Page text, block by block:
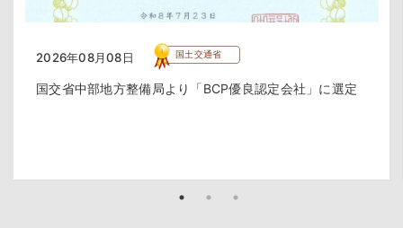
2026年08月08日 国土交通省
国交省中部地方整備局より「BCP優良認定会社」に選定